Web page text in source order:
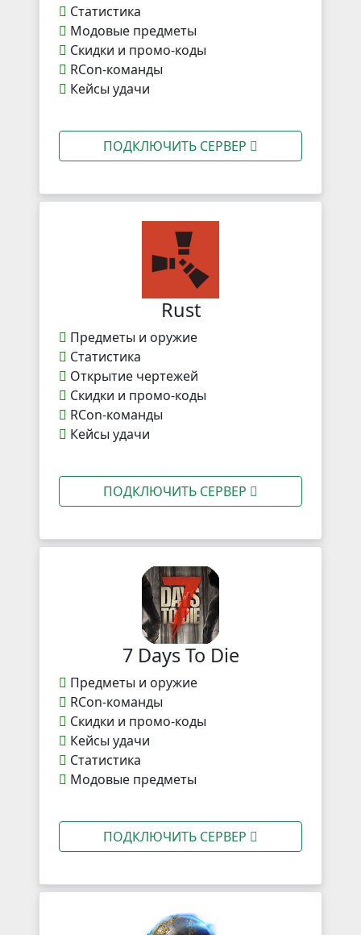
Статистика
Модовые предметы
Скидки и промо-коды
RCon-команды
Кейсы удачи
ПОДКЛЮЧИТЬ СЕРВЕР
Rust
Предметы и оружие
Статистика
Открытие чертежей
Скидки и промо-коды
RCon-команды
Кейсы удачи
ПОДКЛЮЧИТЬ СЕРВЕР
7 Days To Die
Предметы и оружие
RCon-команды
Скидки и промо-коды
Кейсы удачи
Статистика
Модовые предметы
ПОДКЛЮЧИТЬ СЕРВЕР